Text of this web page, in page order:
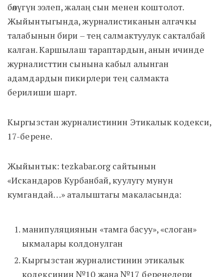
бөлүгүн ээлеп, жалаң сын менен коштолот.
Жыйынтыгында, журналистиканын алгачкы
талабынын бири – тең салмактуулук сакталбай
калган. Каршылаш тараптардын, анын ичинде
журналисттин сынына кабыл алынган
адамдардын пикирлери тең салмакта
берилиши шарт.
Кыргызстан журналистинин Этикалык кодекси,
17-берене.
Жыйынтык: tezkabar.org сайтынын
«Искандаров Курбанбай, куулугу мунун
кумгандай…» аталыштагы макаласында:
манипуляциянын «тамга басуу», «слоган»
ыкмалары колдонулган
Кыргызстан журналистинин этикалык
кодексинин №10 жана №17 беренелери